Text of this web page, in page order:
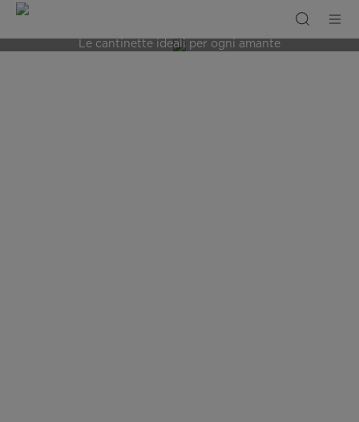
Cantinette
Le cantinette ideali per ogni amante